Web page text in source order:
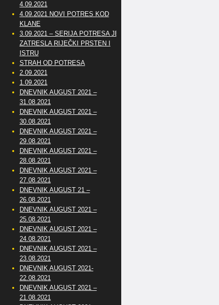
4.09.2021
4.09.2021 NOVI POTRES KOD
KLANE
3.09.2021 – SERIJA POTRESA JE
ZATRESLA RIJEČKI PRSTEN I
ISTRU
STRAH OD POTRESA
2.09.2021
1.09.2021
DNEVNIK AUGUST 2021 –
31.08.2021
DNEVNIK AUGUST 2021 –
30.08.2021
DNEVNIK AUGUST 2021 –
29.08.2021
DNEVNIK AUGUST 2021 –
28.08.2021
DNEVNIK AUGUST 2021 –
27.08.2021
DNEVNIK AUGUST 21 –
26.08.2021
DNEVNIK AUGUST 2021 –
25.08.2021
DNEVNIK AUGUST 2021 –
24.08.2021
DNEVNIK AUGUST 2021 –
23.08.2021
DNEVNIK AUGUST 2021-
22.08.2021
DNEVNIK AUGUST 2021 –
21.08.2021